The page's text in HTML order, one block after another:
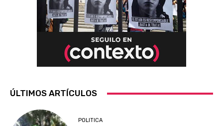
ÚLTIMOS ARTÍCULOS
POLITICA